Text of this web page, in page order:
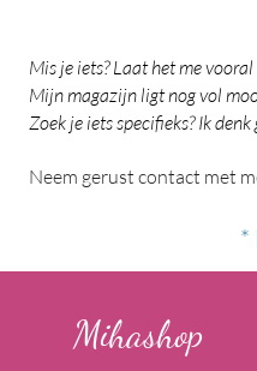
Mis je iets? Laat het me
Mijn magazijn ligt nog vol
Zoek je iets specifieks? Ik
Neem gerust contact met
*
Mihashop